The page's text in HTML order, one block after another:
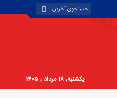
یکشنبه, ۱۸ مرداد , ۱۴۰۵